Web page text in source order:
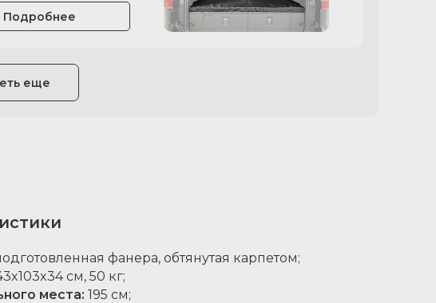
еще
Подробнее
фанера, обтянутая карпетом;
см, 50 кг;
места: 195 см;